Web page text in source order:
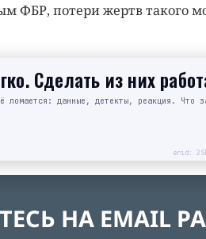
ФБР, потери жертв такого
Сделать из них
ломается: данные, детекты, реакция. Что
erid:
НА EMAIL